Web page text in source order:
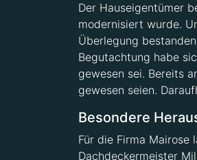
Der Hauseigentümer
modernisiert wurde.
Überlegung
Begutachtung habe
gewesen sei. Bereits
gewesen seien.
Besondere
Für die Firma Mairose
Dachdeckermeister